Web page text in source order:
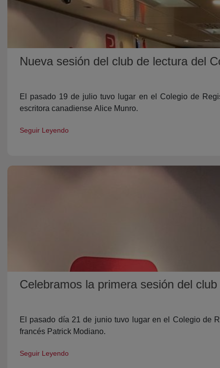
Nueva sesión del club de lectura del
El pasado 19 de julio tuvo lugar en el Colegio de
escritora canadiense Alice Munro.
Seguir Leyendo
Celebramos la primera sesión del
El pasado día 21 de junio tuvo lugar en el Colegio de
francés Patrick Modiano.
Seguir Leyendo